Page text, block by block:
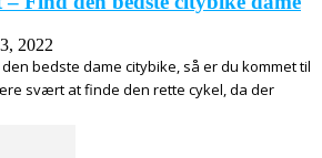
2022
bedste dame citybike, så er du kommet til
svært at finde den rette cykel, da der